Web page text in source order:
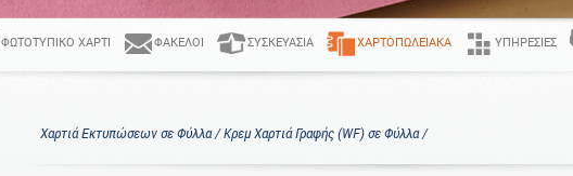
ΦΩΤΟΤΥΠΙΚΌ ΧΑΡΤΊ ΦΆΚΕΛΟΙ ΣΥΣΚΕΥΑΣΊΑ ΧΑΡΤΟΠΩΛΕΙΑΚΆ ΥΠΗΡΕΣΊΕΣ
Χαρτιά Εκτυπώσεων σε Φύλλα / Κρεμ Χαρτιά Γραφής (WF) σε Φύλλα /